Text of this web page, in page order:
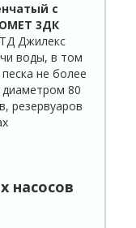
с
3ДК
Джилекс
воды, в том
не более
диаметром 80
резервуаров
насосов